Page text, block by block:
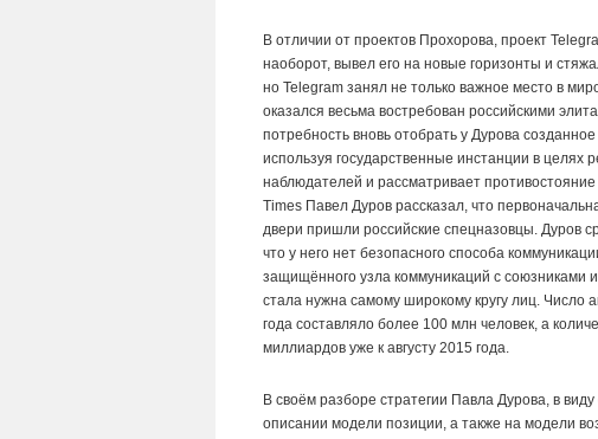
В отличии от проектов Прохорова, проект
наоборот, вывел его на новые горизонты и
но Telegram занял не только важное место в
оказался весьма востребован российскими
потребность вновь отобрать у Дурова
используя государственные инстанции в
наблюдателей и рассматривает
Times Павел Дуров рассказал, что
двери пришли российские спецназовцы. Дуров
что у него нет безопасного способа
защищённого узла коммуникаций с союзниками
стала нужна самому широкому кругу лиц. Число
года составляло более 100 млн человек, а
миллиардов уже к августу 2015 года.
В своём разборе стратегии Павла Дурова, в
описании модели позиции, а также на модели